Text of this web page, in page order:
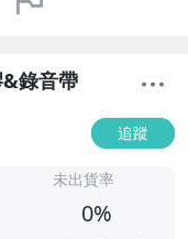
錄音帶
追蹤
未出貨率
0%